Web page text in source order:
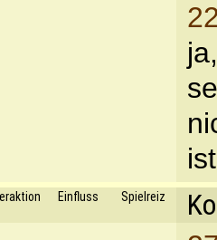
Einfluss Spielreiz